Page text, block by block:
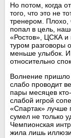
Но потом, когда
того, что это не
тренером. Плохо,
попал в цель,
«Ростов», ЦСКА и
туром разговоры
меньше улыбок. И
относительно
Волнение пришло
слабо проводит
пары месяцев
слабой игрой
«Спартак» лучше
сумел не только
Чемпионская
жила лишь